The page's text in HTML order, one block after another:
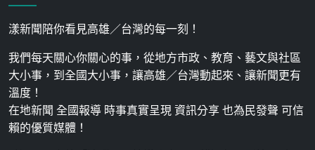
漾新聞陪你看見高雄／台灣的每一刻！
我們每天關心你關心的事，從地方市政、教育、藝文與社區
大小事，到全國大小事，讓高雄／台灣動起來、讓新聞更有
溫度！
在地新聞 全國報導 時事真實呈現 資訊分享 也為民發聲 可信
賴的優質媒體！